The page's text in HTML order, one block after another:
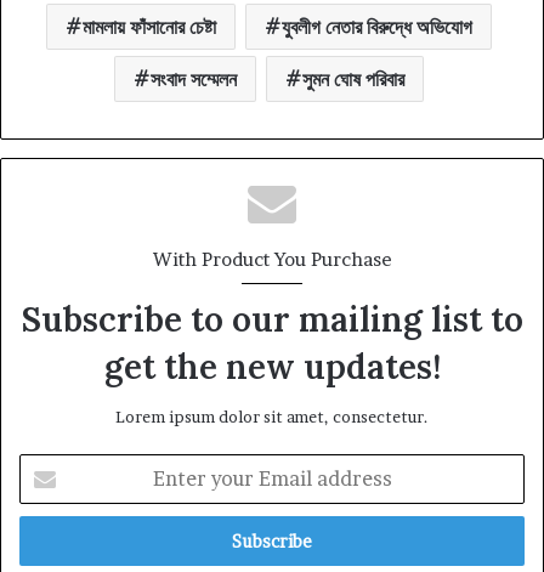
মামলায় ফাঁসানোর চেষ্টা যুবলীগ নেতার বিরুদ্ধে অভিযোগ
সংবাদ সম্মেলন সুমন ঘোষ পরিবার
With Product You Purchase
Subscribe to our mailing list to
get the new updates!
Lorem ipsum dolor sit amet, consectetur.
your
Email